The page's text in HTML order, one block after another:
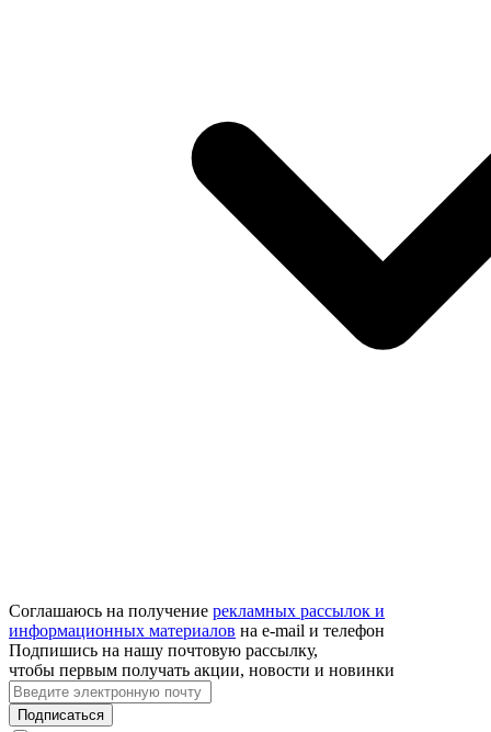
Соглашаюсь на получение рекламных рассылок и
информационных материалов на e‑mail и телефон
Подпишись на нашу почтовую рассылку,
чтобы первым получать акции, новости и новинки
Подписаться